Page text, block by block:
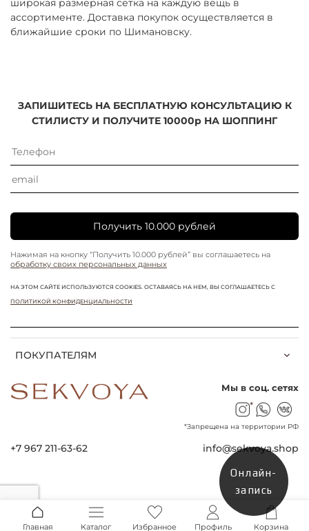
ассортименте. Доставка покупок осуществляется в
ближайшие сроки по Шимановску.
ПОКУПАТЕЛЯМ
ЗАПИШИТЕСЬ НА БЕСПЛАТНУЮ КОНСУЛЬТАЦИЮ К
СТИЛИСТУ И ПОЛУЧИТЕ 10000р НА ШОППИНГ
Получить 10.000 рублей
Нажимая на кнопку “Получить 10.000 рублей” вы соглашаетесь на
обработку своих персональных данных
НА ЭТОМ САЙТЕ ИСПОЛЬЗУЮТСЯ COOKIES. ОСТАВАЯСЬ НА НЕМ, ВЫ СОГЛАШАЕТЕСЬ С
ПОЛИТИКОЙ КОНФИДЕНЦИАЛЬНОСТИ
+7 967 211-63-62 info@sekvoya.shop
Мы в соц. сетях
*
*Запрещена на территории РФ
Главная Каталог Избранное Профиль Корзина
Онлайн-
запись